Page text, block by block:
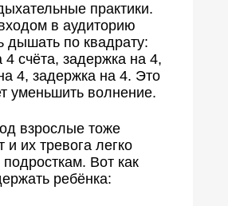
практики.
в аудиторию
дышать по квадрату:
4 счёта, задержка на 4,
4, задержка на 4. Это
уменьшить волнение.
взрослые тоже
их тревога легко
Вот как
ребёнка: